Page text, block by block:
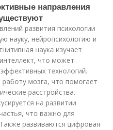
направления
развития психологии
науку, нейропсихологию и
наука изучает
что может
технологий.
работу мозга, что помогает
расстройства.
на развитии
что важно для
развиваются цифровая